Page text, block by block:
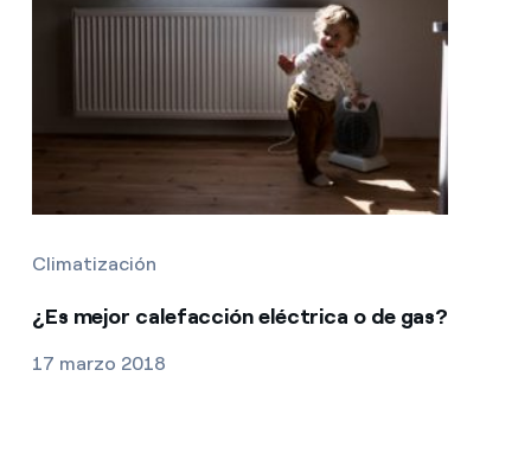
Climatización
¿Es mejor calefacción eléctrica o de gas?
17 marzo 2018